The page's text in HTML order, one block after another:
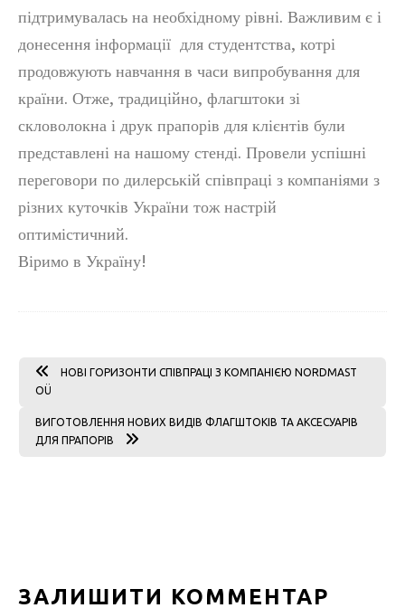
підтримувалась на необхідному рівні. Важливим є і
донесення інформації для студентства, котрі
продовжують навчання в часи випробування для
країни. Отже, традиційно, флагштоки зі
скловолокна і друк прапорів для клієнтів були
представлені на нашому стенді. Провели успішні
переговори по дилерській співпраці з компаніями з
різних куточків України тож настрій
оптимістичний.
Віримо в Україну!
НОВІ ГОРИЗОНТИ СПІВПРАЦІ З КОМПАНІЄЮ NORDMAST
OÜ
ВИГОТОВЛЕННЯ НОВИХ ВИДІВ ФЛАГШТОКІВ ТА АКСЕСУАРІВ
ДЛЯ ПРАПОРІВ
ЗАЛИШИТИ КОММЕНТАР